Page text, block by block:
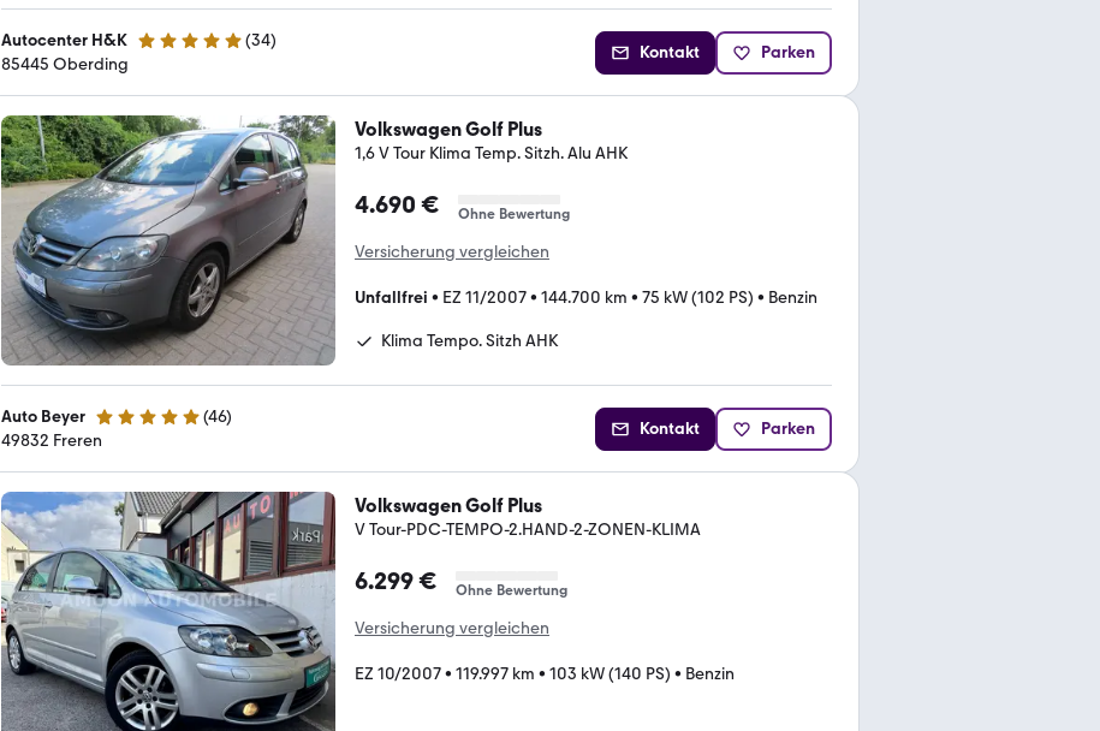
Autocenter H&K 5 Sterne (34)
85445 Oberding
Kontakt Parken
Volkswagen Golf Plus
1,6 V Tour Klima Temp. Sitzh. Alu AHK
4.690 € Ohne Bewertung
Versicherung vergleichen
Unfallfrei • EZ 11/2007• 144.700 km • 75 kW (102 PS) • Benzin
Klima Tempo. Sitzh AHK
Auto Beyer 5 Sterne (46)
49832 Freren
Kontakt Parken
Volkswagen Golf Plus
V Tour-PDC-TEMPO-2.HAND-2-ZONEN-KLIMA
6.299 € Ohne Bewertung
Versicherung vergleichen
EZ 10/2007• 119.997 km • 103 kW (140 PS) • Benzin